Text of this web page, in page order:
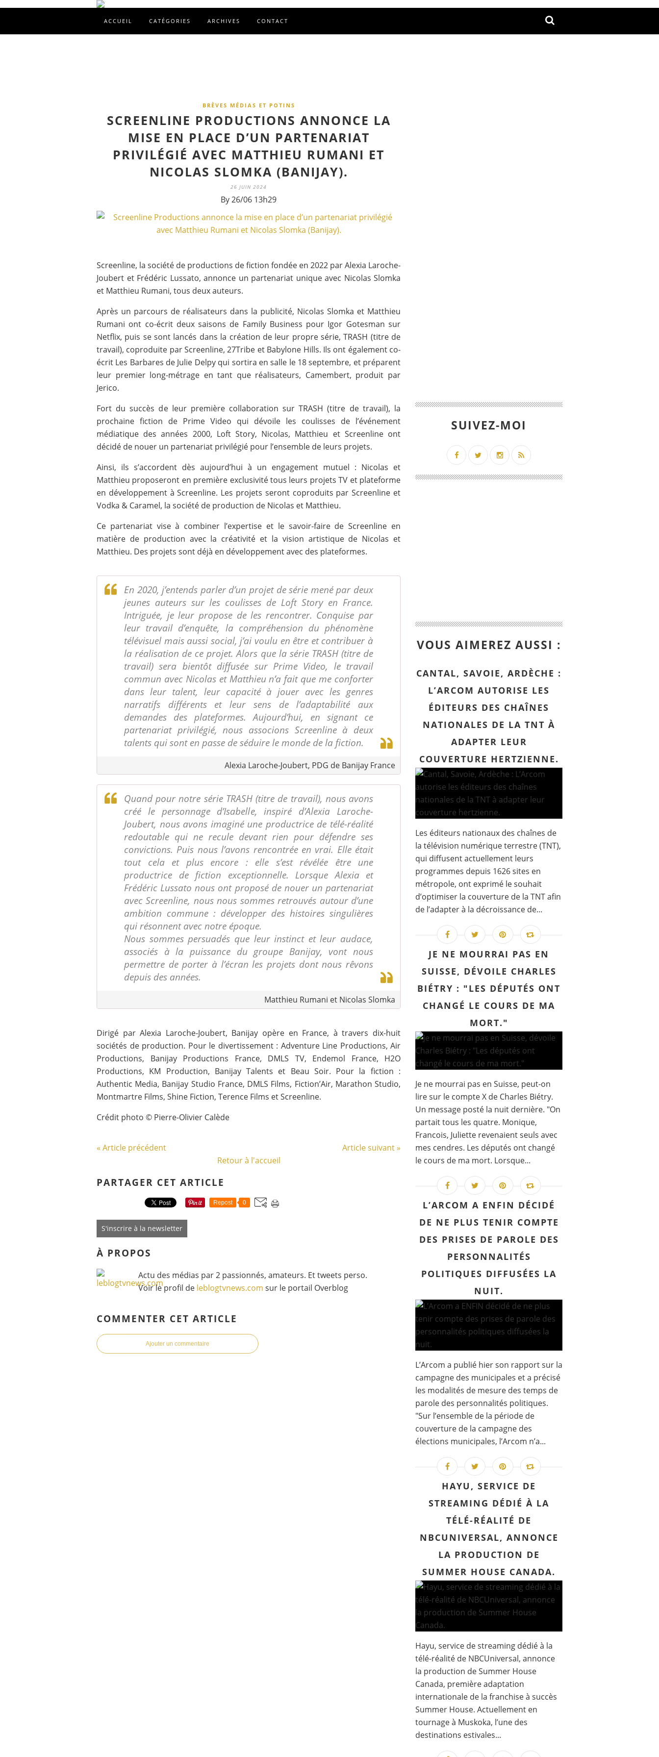
ACCUEIL CATÉGORIES ARCHIVES CONTACT
BRÈVES MÉDIAS ET POTINS
SCREENLINE PRODUCTIONS ANNONCE LA
MISE EN PLACE D’UN PARTENARIAT
PRIVILÉGIÉ AVEC MATTHIEU RUMANI ET
NICOLAS SLOMKA (BANIJAY).
26 JUIN 2024
By 26/06 13h29
Screenline, la société de productions de fiction fondée en 2022 par Alexia Laroche-
Joubert et Frédéric Lussato, annonce un partenariat unique avec Nicolas Slomka
et Matthieu Rumani, tous deux auteurs.
Après un parcours de réalisateurs dans la publicité, Nicolas Slomka et Matthieu
Rumani ont co-écrit deux saisons de Family Business pour Igor Gotesman sur
Netflix, puis se sont lancés dans la création de leur propre série, TRASH (titre de
travail), coproduite par Screenline, 27Tribe et Babylone Hills. Ils ont également co-
écrit Les Barbares de Julie Delpy qui sortira en salle le 18 septembre, et préparent
leur premier long-métrage en tant que réalisateurs, Camembert, produit par
Jerico.
Fort du succès de leur première collaboration sur TRASH (titre de travail), la
prochaine fiction de Prime Video qui dévoile les coulisses de l’événement
médiatique des années 2000, Loft Story, Nicolas, Matthieu et Screenline ont
décidé de nouer un partenariat privilégié pour l’ensemble de leurs projets.
Ainsi, ils s’accordent dès aujourd’hui à un engagement mutuel : Nicolas et
Matthieu proposeront en première exclusivité tous leurs projets TV et plateforme
en développement à Screenline. Les projets seront coproduits par Screenline et
Vodka & Caramel, la société de production de Nicolas et Matthieu.
Ce partenariat vise à combiner l’expertise et le savoir-faire de Screenline en
matière de production avec la créativité et la vision artistique de Nicolas et
Matthieu. Des projets sont déjà en développement avec des plateformes.
En 2020, j’entends parler d’un projet de série mené par deux
jeunes auteurs sur les coulisses de Loft Story en France.
Intriguée, je leur propose de les rencontrer. Conquise par
leur travail d’enquête, la compréhension du phénomène
télévisuel mais aussi social, j’ai voulu en être et contribuer à
la réalisation de ce projet. Alors que la série TRASH (titre de
travail) sera bientôt diffusée sur Prime Video, le travail
commun avec Nicolas et Matthieu n’a fait que me conforter
dans leur talent, leur capacité à jouer avec les genres
narratifs différents et leur sens de l’adaptabilité aux
demandes des plateformes. Aujourd’hui, en signant ce
partenariat privilégié, nous associons Screenline à deux
talents qui sont en passe de séduire le monde de la fiction.
Alexia Laroche-Joubert, PDG de Banijay France
Quand pour notre série TRASH (titre de travail), nous avons
créé le personnage d’Isabelle, inspiré d’Alexia Laroche-
Joubert, nous avons imaginé une productrice de télé-réalité
redoutable qui ne recule devant rien pour défendre ses
convictions. Puis nous l’avons rencontrée en vrai. Elle était
tout cela et plus encore : elle s’est révélée être une
productrice de fiction exceptionnelle. Lorsque Alexia et
Frédéric Lussato nous ont proposé de nouer un partenariat
avec Screenline, nous nous sommes retrouvés autour d’une
ambition commune : développer des histoires singulières
qui résonnent avec notre époque.
Nous sommes persuadés que leur instinct et leur audace,
associés à la puissance du groupe Banijay, vont nous
permettre de porter à l’écran les projets dont nous rêvons
depuis des années.
Matthieu Rumani et Nicolas Slomka
Dirigé par Alexia Laroche-Joubert, Banijay opère en France, à travers dix-huit
sociétés de production. Pour le divertissement : Adventure Line Productions, Air
Productions, Banijay Productions France, DMLS TV, Endemol France, H2O
Productions, KM Production, Banijay Talents et Beau Soir. Pour la fiction :
Authentic Media, Banijay Studio France, DMLS Films, Fiction’Air, Marathon Studio,
Montmartre Films, Shine Fiction, Terence Films et Screenline.
Crédit photo © Pierre-Olivier Calède
« Article précédent
Article suivant »
Retour à l'accueil
PARTAGER CET ARTICLE
Repost 0
S'inscrire à la newsletter
À PROPOS
Actu des médias par 2 passionnés, amateurs. Et tweets perso.
Voir le profil de leblogtvnews.com sur le portail Overblog
COMMENTER CET ARTICLE
Ajouter un commentaire
SUIVEZ-MOI
VOUS AIMEREZ AUSSI :
CANTAL, SAVOIE, ARDÈCHE :
L’ARCOM AUTORISE LES
ÉDITEURS DES CHAÎNES
NATIONALES DE LA TNT À
ADAPTER LEUR
COUVERTURE HERTZIENNE.
Les éditeurs nationaux des chaînes de
la télévision numérique terrestre (TNT),
qui diffusent actuellement leurs
programmes depuis 1626 sites en
métropole, ont exprimé le souhait
d’optimiser la couverture de la TNT afin
de l’adapter à la décroissance de...
JE NE MOURRAI PAS EN
SUISSE, DÉVOILE CHARLES
BIÉTRY : "LES DÉPUTÉS ONT
CHANGÉ LE COURS DE MA
MORT."
Je ne mourrai pas en Suisse, peut-on
lire sur le compte X de Charles Biétry.
Un message posté la nuit dernière. "On
partait tous les quatre. Monique,
Francois, Juliette revenaient seuls avec
mes cendres. Les députés ont changé
le cours de ma mort. Lorsque...
L’ARCOM A ENFIN DÉCIDÉ
DE NE PLUS TENIR COMPTE
DES PRISES DE PAROLE DES
PERSONNALITÉS
POLITIQUES DIFFUSÉES LA
NUIT.
L’Arcom a publié hier son rapport sur la
campagne des municipales et a précisé
les modalités de mesure des temps de
parole des personnalités politiques.
"Sur l’ensemble de la période de
couverture de la campagne des
élections municipales, l’Arcom n’a...
HAYU, SERVICE DE
STREAMING DÉDIÉ À LA
TÉLÉ-RÉALITÉ DE
NBCUNIVERSAL, ANNONCE
LA PRODUCTION DE
SUMMER HOUSE CANADA.
Hayu, service de streaming dédié à la
télé-réalité de NBCUniversal, annonce
la production de Summer House
Canada, première adaptation
internationale de la franchise à succès
Summer House. Actuellement en
tournage à Muskoka, l’une des
destinations estivales...